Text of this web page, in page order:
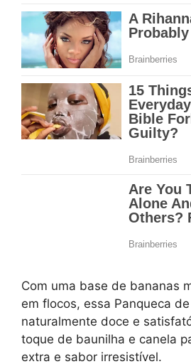
Com uma base de bananas
em flocos, essa Panqueca
naturalmente doce e
toque de baunilha e canela
extra e sabor irresistível.